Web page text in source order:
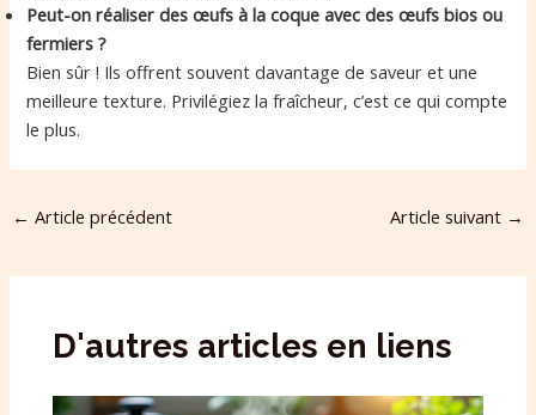
Peut-on réaliser des œufs à la coque avec des œufs bios ou
fermiers ?
Bien sûr ! Ils offrent souvent davantage de saveur et une
meilleure texture. Privilégiez la fraîcheur, c’est ce qui compte
le plus.
← Article précédent Article suivant →
D'autres articles en liens